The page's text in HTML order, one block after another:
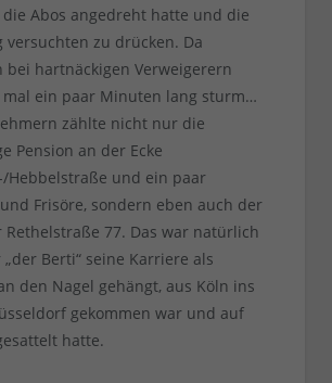
Abos angedreht hatte und die
versuchten zu drücken. Da
bei hartnäckigen Verweigerern
mal ein paar Minuten lang sturm…
zählte nicht nur die
Pension an der Ecke
Hebbelstraße und ein paar
Frisöre, sondern eben auch der
Rethelstraße 77. Das war natürlich
Berti“ seine Karriere als
den Nagel gehängt, aus Köln ins
gekommen war und auf
hatte.